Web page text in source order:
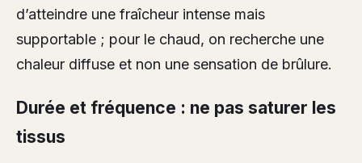
d’atteindre une fraîcheur intense mais
supportable ; pour le chaud, on recherche une
chaleur diffuse et non une sensation de brûlure.
Durée et fréquence : ne pas saturer les
tissus